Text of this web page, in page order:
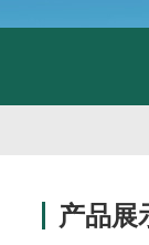
产品展